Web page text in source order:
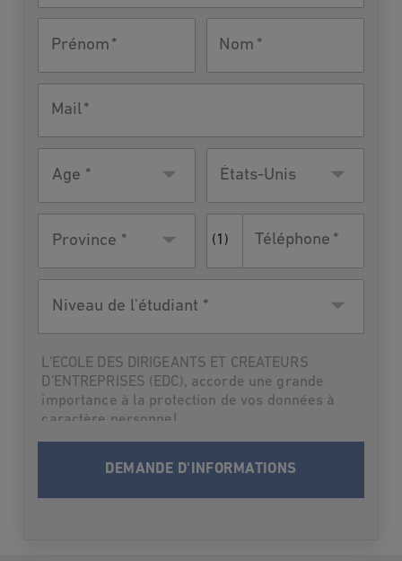
par
Prénom
Nom
Mail
résidence
États-Unis
Province * (1) Téléphone
de
L'ECOLE DES DIRIGEANTS ET CREATEURS
D'ENTREPRISES (EDC), accorde une grande
importance à la protection de vos données à
caractère personnel.
Par suite,L'ECOLE DES DIRIGEANTS ET
informe qu’elle traitera vos données à
caractère personnel en vue de vous contacter